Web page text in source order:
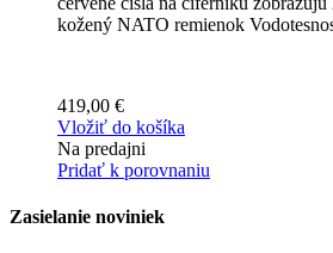
kožený NATO remienok
419,00 €
Vložiť do košíka
Na predajni
Pridať k porovnaniu
Zasielanie noviniek